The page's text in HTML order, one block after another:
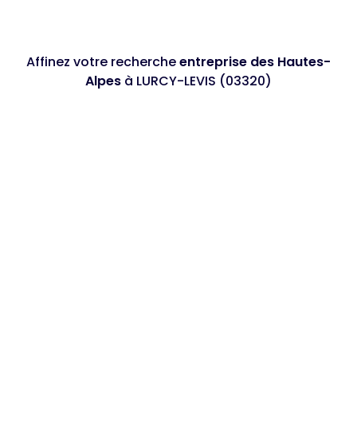
Affinez votre rechercheentreprise des Hautes-
Alpes à LURCY-LEVIS (03320)